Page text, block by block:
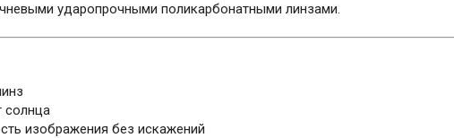
ударопрочными поликарбонатными линзами.
изображения без искажений